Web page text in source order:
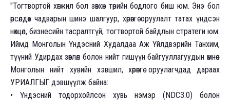
"Тогтвортой хөгжил бол зөвхөн төрийн бодлого биш юм. Энэ бол
өрсөлдөх чадварын шинэ шалгуур, хөрөнгө оруулалт татах үндсэн
нөхцөл, бизнесийн тасралтгүй, тогтвортой байдлын стратеги юм.
Иймд Монголын Үндэсний Худалдаа Аж Үйлдвэрийн Танхим,
түүний Удирдах зөвлөл болон нийт гишүүн байгууллагуудын өмнөөс
Монголын нийт хувийн хэвшил, хөрөнгө оруулагчдад дараах
УРИАЛГЫГ дэвшүүлж байна:
• Үндэсний тодорхойлсон хувь нэмэр (NDC3.0) болон